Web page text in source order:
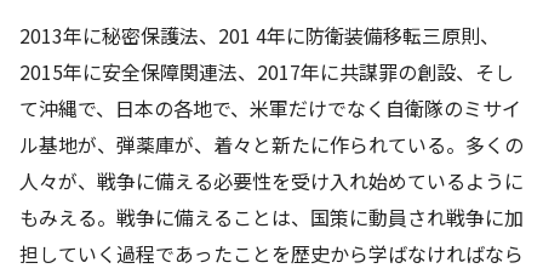
2013年に秘密保護法、201 4年に防衛装備移転三原則、
2015年に安全保障関連法、2017年に共謀罪の創設、そし
て沖縄で、日本の各地で、米軍だけでなく自衛隊のミサイ
ル基地が、弾薬庫が、着々と新たに作られている。多くの
人々が、戦争に備える必要性を受け入れ始めているように
もみえる。戦争に備えることは、国策に動員され戦争に加
担していく過程であったことを歴史から学ばなければなら